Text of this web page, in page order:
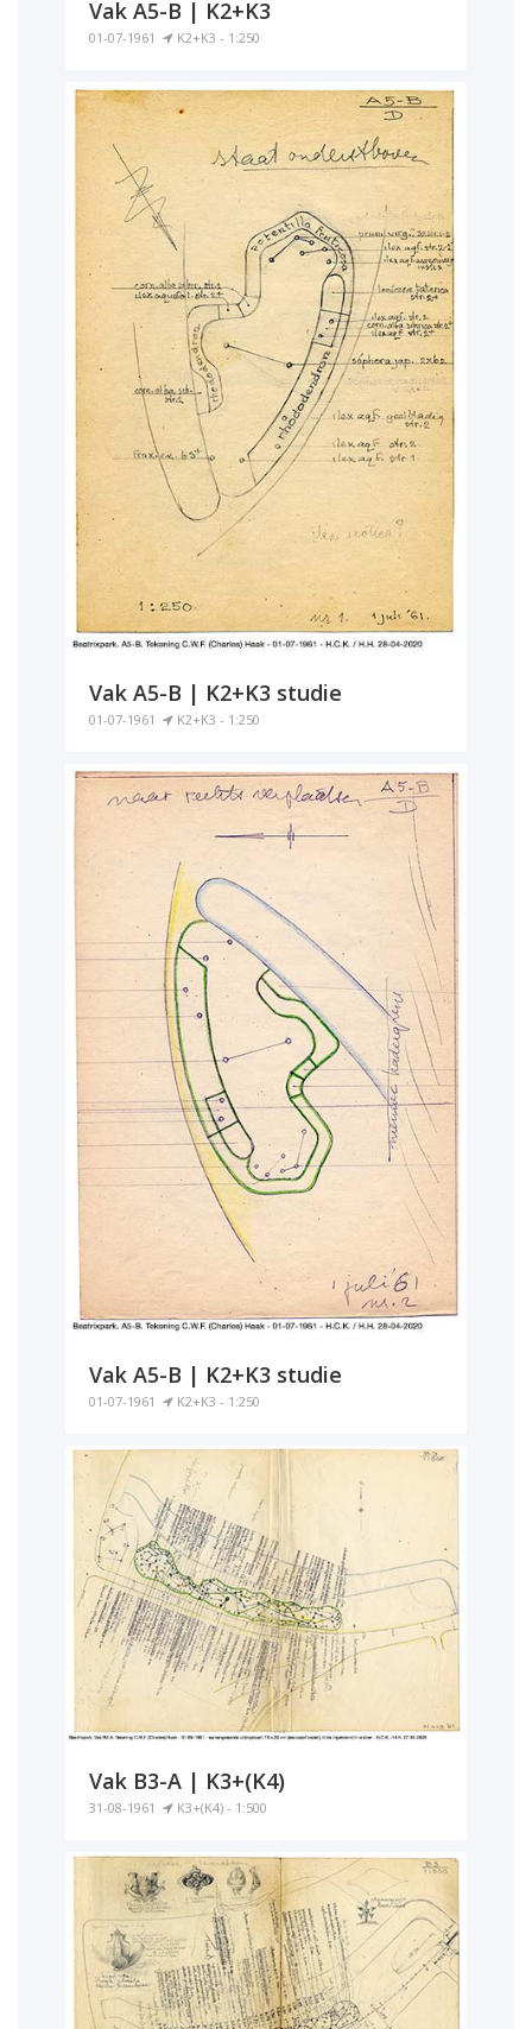
Vak A5-B | K2+K3
01-07-1961 K2+K3 - 1:250
Vak A5-B | K2+K3 studie
01-07-1961 K2+K3 - 1:250
Vak A5-B | K2+K3 studie
01-07-1961 K2+K3 - 1:250
Vak B3-A | K3+(K4)
31-08-1961 K3+(K4) - 1:500